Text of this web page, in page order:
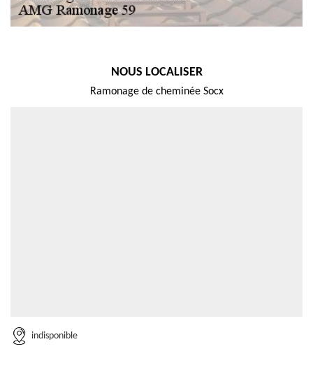
NOUS LOCALISER
Ramonage de cheminée Socx
indisponible